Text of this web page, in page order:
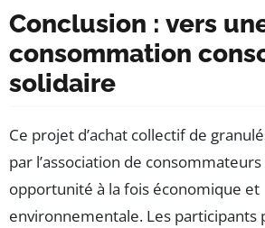
Conclusion : vers
consommation
solidaire
Ce projet d’achat collectif de
par l’association de
opportunité à la fois économique et
environnementale. Les participants